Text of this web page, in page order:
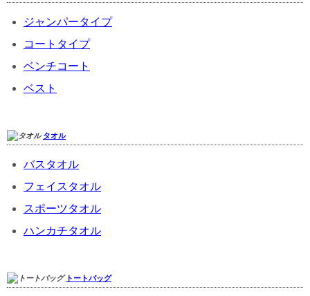
ジャンパータイプ
コートタイプ
ベンチコート
ベスト
タオル
バスタオル
フェイスタオル
スポーツタオル
ハンカチタオル
トートバッグ